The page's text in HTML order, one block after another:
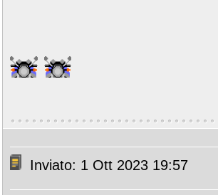
Inviato: 1 Ott 2023 19:57